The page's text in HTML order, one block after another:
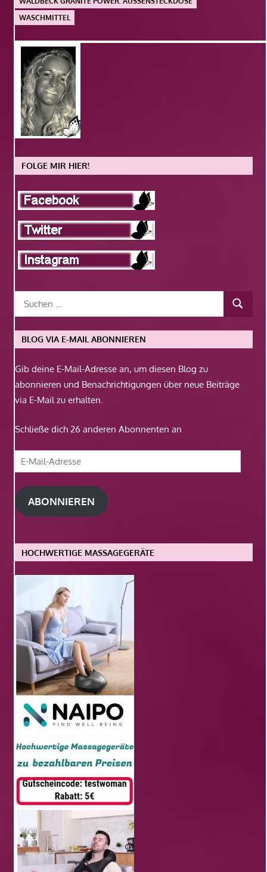
WASCHMITTEL
FOLGE MIR HIER!
BLOG VIA E-MAIL ABONNIEREN
Gib deine E-Mail-Adresse an, um diesen Blog zu
abonnieren und Benachrichtigungen über neue Beiträge
via E-Mail zu erhalten.
Schließe dich 26 anderen Abonnenten an
E-
Mail-
Adresse
ABONNIEREN
HOCHWERTIGE MASSAGEGERÄTE